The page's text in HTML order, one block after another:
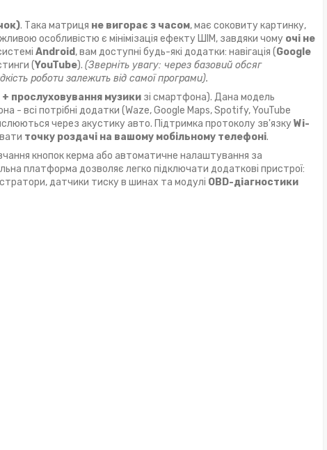
. Така матриця не вигорає з часом, має соковиту картинку,
особливістю є мінімізація ефекту ШІМ, завдяки чому очі не
Android , вам доступні будь-які додатки: навігація (Google
(YouTube). (Зверніть увагу: через базовий обсяг
роботи залежить від самої програми).
+ прослуховування музики зі смартфона). Дана модель
- всі потрібні додатки (Waze, Google Maps, Spotify, YouTube
через акустику авто. Підтримка протоколу зв'язку Wi-
точку роздачі на вашому мобільному телефоні.
кнопок керма або автоматичне налаштування за
платформа дозволяє легко підключати додаткові пристрої:
датчики тиску в шинах та модулі OBD-діагностики